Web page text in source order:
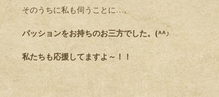
そのうちに私も伺うことに…。
パッションをお持ちのお三方でした。(^^♪
私たちも応援してますよ～！！